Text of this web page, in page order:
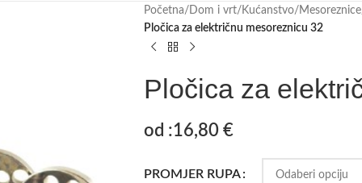
Početna/ Dom i vrt/ Kućanstvo/ Mesoreznice
Pločica za električnu mesoreznicu 32
Pločica za
od :16,80 €
PROMJER RUPA